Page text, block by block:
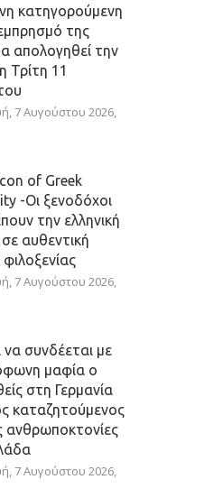
κατηγορούμενη
της
απολογηθεί την
Τρίτη 11
7 Αυγούστου 2026,
of Greek
-Οι ξενοδόχοι
την ελληνική
αυθεντική
φιλοξενίας
7 Αυγούστου 2026,
συνδέεται με
μαφία ο
στη Γερμανία
καταζητούμενος
ανθρωποκτονίες
7 Αυγούστου 2026,